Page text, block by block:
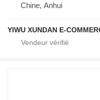
Chine, Anhui
YIWU XUNDAN E-